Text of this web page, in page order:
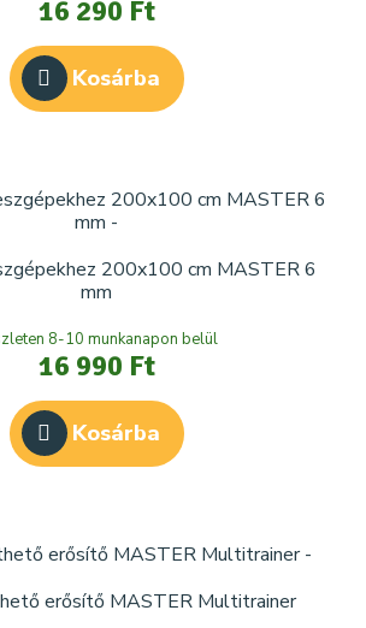
16 290 Ft
Kosárba
200x100 cm MASTER 6
mm
8-10 munkanapon belül
16 990 Ft
Kosárba
erősítő MASTER Multitrainer